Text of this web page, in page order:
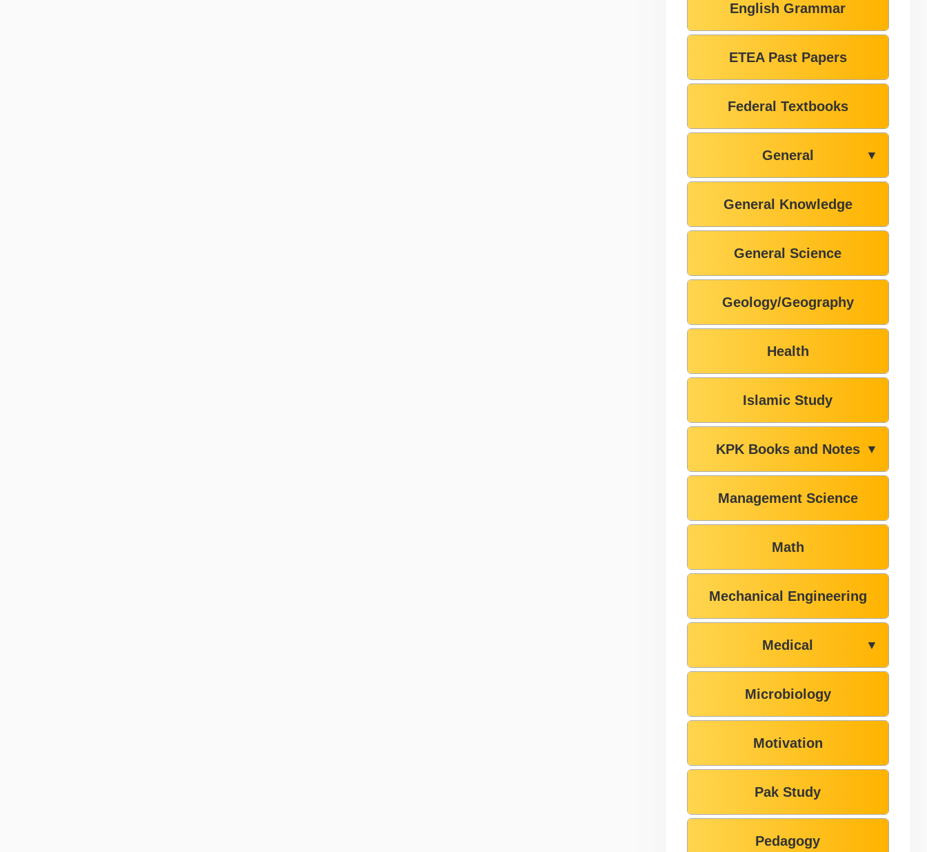
English Grammar
ETEA Past Papers
Federal Textbooks
General ▼
General Knowledge
General Science
Geology/Geography
Health
Islamic Study
KPK Books and Notes ▼
Management Science
Math
Mechanical Engineering
Medical ▼
Microbiology
Motivation
Pak Study
Pedagogy